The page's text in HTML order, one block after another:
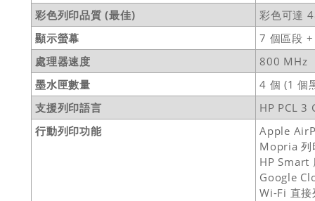
彩色列印品質 (最佳)
彩色可達
顯示螢幕
7 個區段
處理器速度
800 MHz
墨水匣數量
4 個 (1 個
支援列印語言
HP PCL 3
行動列印功能
Apple
Mopria 列
HP Smart
Google
Wi-Fi 直